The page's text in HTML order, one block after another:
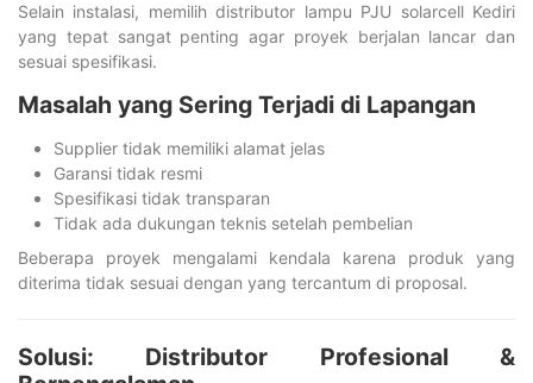
Selain instalasi, memilih distributor lampu PJU solarcell Kediri
yang tepat sangat penting agar proyek berjalan lancar dan
sesuai spesifikasi.
Masalah yang Sering Terjadi di Lapangan
Supplier tidak memiliki alamat jelas
Garansi tidak resmi
Spesifikasi tidak transparan
Tidak ada dukungan teknis setelah pembelian
Beberapa proyek mengalami kendala karena produk yang
diterima tidak sesuai dengan yang tercantum di proposal.
Solusi: Distributor Profesional &